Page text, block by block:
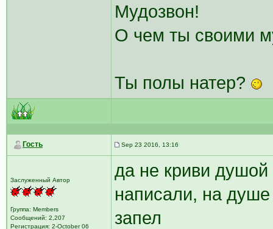
Мудозвон!
О чем ты своими
Ты полы натер?
Гость Sep 23 2016, 13:16
Заслуженный Автор
Группа: Members
Сообщений: 2,207
Регистрация: 2-October 06
да не криви душой
написали, на душе
запел